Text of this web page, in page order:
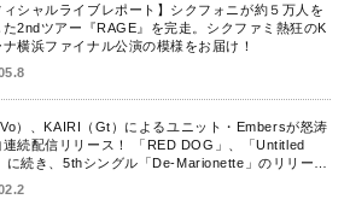
ィシャルライブレポート】シクフォニが約５万人を
た2ndツアー『RAGE』を完走。シクファミ熱狂のK
ナ横浜ファイナル公演の模様をお届け！
）、KAIRI（Gt）によるユニット・Embersが怒涛
連続配信リリース！ 「RED DOG」、「Untitled
に続き、5thシングル「De-Marionette」のリリース